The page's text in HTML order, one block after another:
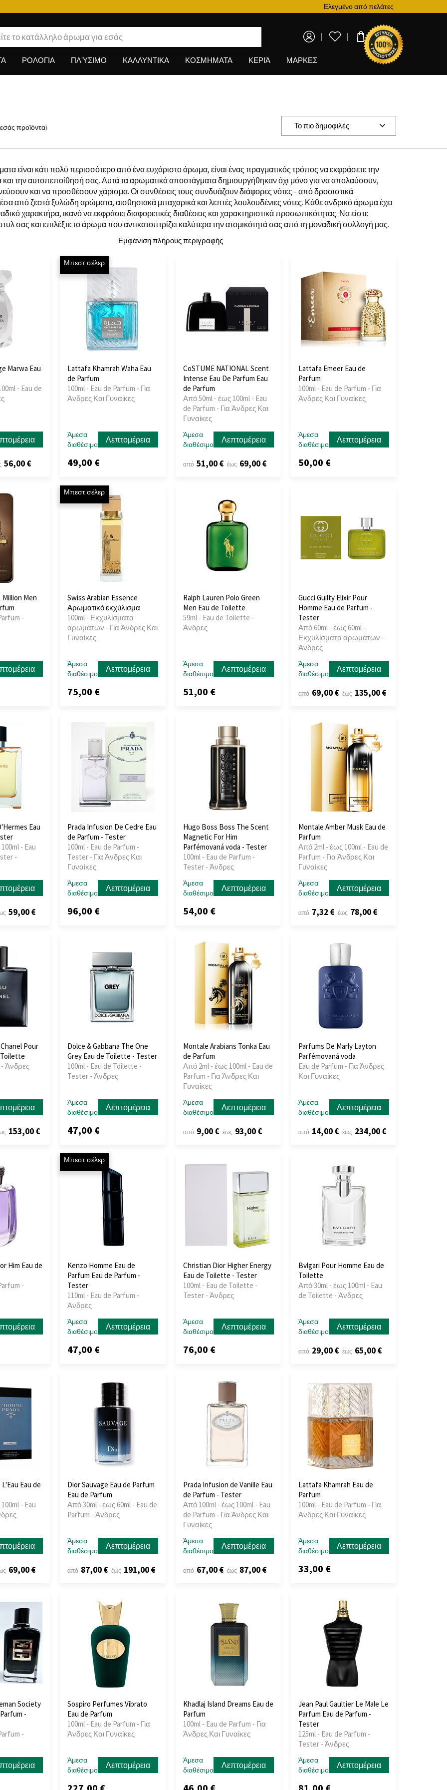
Ελεγμένο από πελάτες
0,00 €
ΡΟΛΟΓΙΑ ΠΛΎΣΙΜΟ ΚΑΛΛΥΝΤΙΚΑ ΚΟΣΜΗΜΑΤΑ ΚΕΡΙΆ ΜΑΡΚΕΣ
προϊόντα) Το πιο δημοφιλές
είναι κάτι πολύ περισσότερο από ένα ευχάριστο άρωμα, είναι ένας πραγματικός τρόπος να εκφράσετε την
την αυτοπεποίθησή σας. Αυτά τα αρωματικά αποστάγματα δημιουργήθηκαν όχι μόνο για να απολαύσουν,
και να προσθέσουν χάρισμα. Οι συνθέσεις τους συνδυάζουν διάφορες νότες - από δροσιστικά
από ζεστά ξυλώδη αρώματα, αισθησιακά μπαχαρικά και λεπτές λουλουδένιες νότες. Κάθε ανδρικό άρωμα έχει
χαρακτήρα, ικανό να εκφράσει διαφορετικές διαθέσεις και χαρακτηριστικά προσωπικότητας. Να είστε
σας και επιλέξτε το άρωμα που αντικατοπτρίζει καλύτερα την ατομικότητά σας από τη μοναδική συλλογή μας.
Εμφάνιση πλήρους περιγραφής
Marwa Eau
- Eau de
56,00 €
Μπεστ σέλερ
Lattafa Khamrah Waha Eau
de Parfum
100ml - Eau de Parfum - Για
Άνδρες Και Γυναίκες
Άμεσα
διαθέσιμο
Λεπτομέρεια
49,00 €
CoSTUME NATIONAL Scent
Intense Eau De Parfum Eau
de Parfum
Από 50ml - έως 100ml - Eau
de Parfum - Για Άνδρες Και
Γυναίκες
Άμεσα
διαθέσιμο
Λεπτομέρεια
από 51,00 € έως 69,00 €
Lattafa Emeer Eau de
Parfum
100ml - Eau de Parfum - Για
Άνδρες Και Γυναίκες
Άμεσα
διαθέσιμο
Λεπτομέρεια
50,00 €
Million Men
-
Μπεστ σέλερ
Swiss Arabian Essence
Αρωματικό εκχύλισμα
100ml - Εκχυλίσματα
αρωμάτων - Για Άνδρες Και
Γυναίκες
Άμεσα
διαθέσιμο
Λεπτομέρεια
75,00 €
Ralph Lauren Polo Green
Men Eau de Toilette
59ml - Eau de Toilette -
Άνδρες
Άμεσα
διαθέσιμο
Λεπτομέρεια
51,00 €
Gucci Guilty Elixir Pour
Homme Eau de Parfum -
Tester
Από 60ml - έως 60ml -
Εκχυλίσματα αρωμάτων -
Άνδρες
Άμεσα
διαθέσιμο
Λεπτομέρεια
από 69,00 € έως 135,00 €
Eau
- Eau
-
59,00 €
Prada Infusion De Cedre Eau
de Parfum - Tester
100ml - Eau de Parfum -
Tester - Για Άνδρες Και
Γυναίκες
Άμεσα
διαθέσιμο
Λεπτομέρεια
96,00 €
Hugo Boss Boss The Scent
Magnetic For Him
Parfémovaná voda - Tester
100ml - Eau de Parfum -
Tester - Άνδρες
Άμεσα
διαθέσιμο
Λεπτομέρεια
54,00 €
Montale Amber Musk Eau de
Parfum
Από 2ml - έως 100ml - Eau de
Parfum - Για Άνδρες Και
Γυναίκες
Άμεσα
διαθέσιμο
Λεπτομέρεια
από 7,32 € έως 78,00 €
Pour
Toilette
Άνδρες
153,00 €
Dolce & Gabbana The One
Grey Eau de Toilette - Tester
100ml - Eau de Toilette -
Tester - Άνδρες
Άμεσα
διαθέσιμο
Λεπτομέρεια
47,00 €
Montale Arabians Tonka Eau
de Parfum
Από 2ml - έως 100ml - Eau de
Parfum - Για Άνδρες Και
Γυναίκες
Άμεσα
διαθέσιμο
Λεπτομέρεια
από 9,00 € έως 93,00 €
Parfums De Marly Layton
Parfémovaná voda
Eau de Parfum - Για Άνδρες
Και Γυναίκες
Άμεσα
διαθέσιμο
Λεπτομέρεια
από 14,00 € έως 234,00 €
Him Eau de
-
Μπεστ σέλερ
Kenzo Homme Eau de
Parfum Eau de Parfum -
Tester
110ml - Eau de Parfum -
Άνδρες
Άμεσα
διαθέσιμο
Λεπτομέρεια
47,00 €
Christian Dior Higher Energy
Eau de Toilette - Tester
100ml - Eau de Toilette -
Tester - Άνδρες
Άμεσα
διαθέσιμο
Λεπτομέρεια
76,00 €
Bvlgari Pour Homme Eau de
Toilette
Από 30ml - έως 100ml - Eau
de Toilette - Άνδρες
Άμεσα
διαθέσιμο
Λεπτομέρεια
από 29,00 € έως 65,00 €
Eau de
- Eau
69,00 €
Dior Sauvage Eau de Parfum
Eau de Parfum
Από 30ml - έως 60ml - Eau de
Parfum - Άνδρες
Άμεσα
διαθέσιμο
Λεπτομέρεια
από 87,00 € έως 191,00 €
Prada Infusion de Vanille Eau
de Parfum - Tester
Από 100ml - έως 100ml - Eau
de Parfum - Για Άνδρες Και
Γυναίκες
Άμεσα
διαθέσιμο
Λεπτομέρεια
από 67,00 € έως 87,00 €
Lattafa Khamrah Eau de
Parfum
100ml - Eau de Parfum - Για
Άνδρες Και Γυναίκες
Άμεσα
διαθέσιμο
Λεπτομέρεια
33,00 €
Society
-
-
Sospiro Perfumes Vibrato
Eau de Parfum
100ml - Eau de Parfum - Για
Άνδρες Και Γυναίκες
Άμεσα
διαθέσιμο
Λεπτομέρεια
Khadlaj Island Dreams Eau de
Parfum
100ml - Eau de Parfum - Για
Άνδρες Και Γυναίκες
Άμεσα
διαθέσιμο
Λεπτομέρεια
Jean Paul Gaultier Le Male Le
Parfum Eau de Parfum -
Tester
125ml - Eau de Parfum -
Tester - Άνδρες
Άμεσα
διαθέσιμο
Λεπτομέρεια